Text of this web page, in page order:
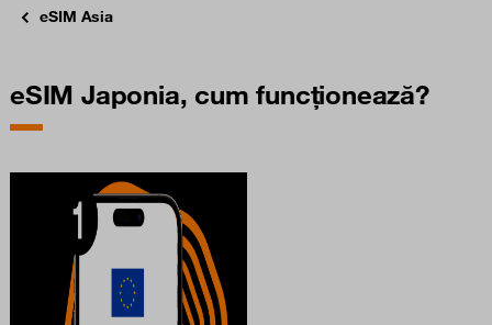
eSIM Asia
eSIM Japonia, cum funcționează?